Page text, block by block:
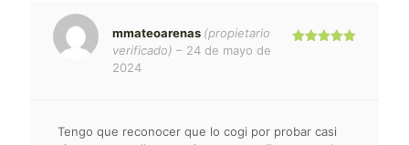
mmateoarenas (propietario
verificado) – 24 de mayo de
2024
Tengo que reconocer que lo cogi por probar casi